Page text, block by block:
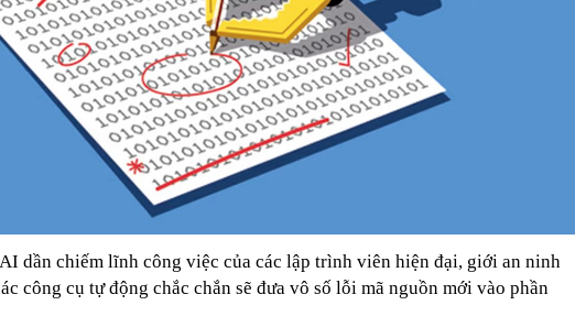
dần chiếm lĩnh công việc của các lập trình viên hiện đại, giới an ninh
công cụ tự động chắc chắn sẽ đưa vô số lỗi mã nguồn mới vào phần